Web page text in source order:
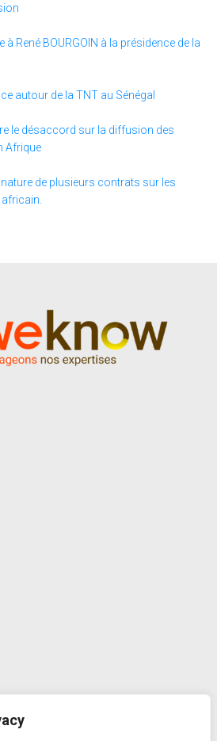
René BOURGOIN à la présidence de la
autour de la TNT au Sénégal
le désaccord sur la diffusion des
Afrique
de plusieurs contrats sur les